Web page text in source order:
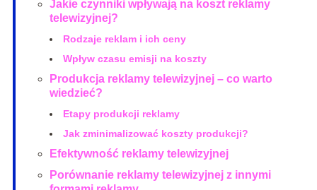
Jakie czynniki wpływają na koszt reklamy
telewizyjnej?
Rodzaje reklam i ich ceny
Wpływ czasu emisji na koszty
Produkcja reklamy telewizyjnej – co warto
wiedzieć?
Etapy produkcji reklamy
Jak zminimalizować koszty produkcji?
Efektywność reklamy telewizyjnej
Porównanie reklamy telewizyjnej z innymi